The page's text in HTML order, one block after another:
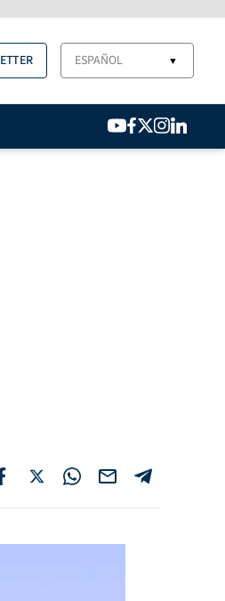
ESPAÑOL ▼